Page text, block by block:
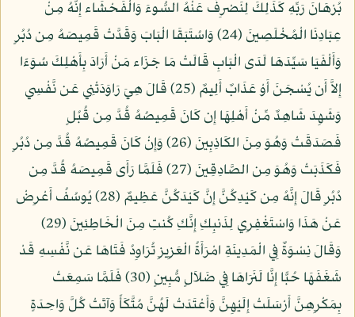
بُرْهَانَ رَبِّهِ كَذَلِكَ لِنَصْرِفَ عَنْهُ السُّوءَ وَالْفَحْشَاء إِنَّهُ مِنْ
عِبَادِنَا الْمُخْلَصِينَ (24) وَاسُتَبَقَا الْبَابَ وَقَدَّتْ قَمِيصَهُ مِن دُبُرٍ
وَأَلْفَيَا سَيِّدَهَا لَدَى الْبَابِ قَالَتْ مَا جَزَاء مَنْ أَرَادَ بِأَهْلِكَ سُوَءًا
إِلاَّ أَن يُسْجَنَ أَوْ عَذَابٌ أَلِيمٌ (25) قَالَ هِيَ رَاوَدَتْنِي عَن نَّفْسِي
وَشَهِدَ شَاهِدٌ مِّنْ أَهْلِهَا إِن كَانَ قَمِيصُهُ قُدَّ مِن قُبُلٍ
فَصَدَقَتْ وَهُوَ مِنَ الكَاذِبِينَ (26) وَإِنْ كَانَ قَمِيصُهُ قُدَّ مِن دُبُرٍ
فَكَذَبَتْ وَهُوَ مِن الصَّادِقِينَ (27) فَلَمَّا رَأَى قَمِيصَهُ قُدَّ مِن
دُبُرٍ قَالَ إِنَّهُ مِن كَيْدِكُنَّ إِنَّ كَيْدَكُنَّ عَظِيمٌ (28) يُوسُفُ أَعْرِضْ
عَنْ هَذَا وَاسْتَغْفِرِي لِذَنبِكِ إِنَّكِ كُنتِ مِنَ الْخَاطِئِينَ (29)
وَقَالَ نِسْوَةٌ فِي الْمَدِينَةِ امْرَأَةُ الْعَزِيزِ تُرَاوِدُ فَتَاهَا عَن نَّفْسِهِ قَدْ
شَغَفَهَا حُبًّا إِنَّا لَنَرَاهَا فِي ضَلاَلٍ مُّبِينٍ (30) فَلَمَّا سَمِعَتْ
بِمَكْرِهِنَّ أَرْسَلَتْ إِلَيْهِنَّ وَأَعْتَدَتْ لَهُنَّ مُتَّكَأً وَآتَتْ كُلَّ وَاحِدَةٍ